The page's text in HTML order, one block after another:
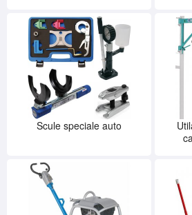
Scule speciale auto